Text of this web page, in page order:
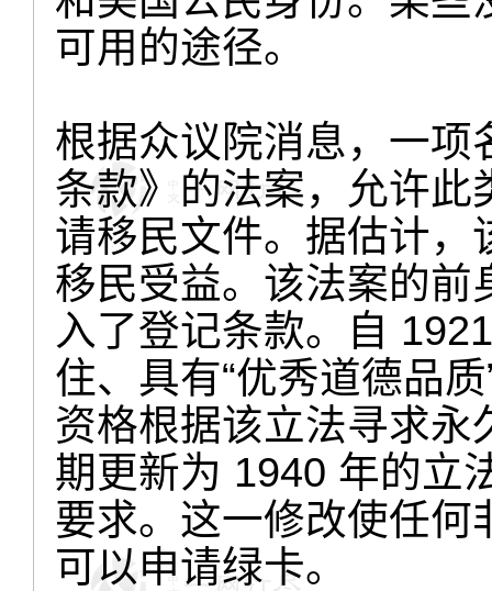
可用的途径。
根据众议院消息，一项
条款》的法案，允许此
请移民文件。据估计，
移民受益。该法案的前
入了登记条款。自
住、具有“优秀道德品
资格根据该立法寻求永
期更新为 1940 年的立
要求。这一修改使任
可以申请绿卡。